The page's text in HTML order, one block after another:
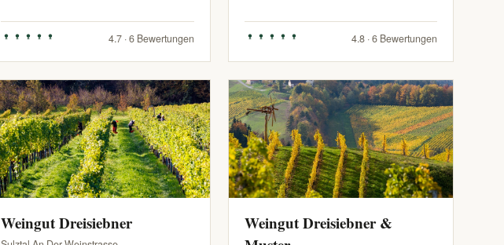
4.7 · 6 Bewertungen 4.8 · 6 Bewertungen
Weingut Dreisiebner
Weingut Dreisiebner &